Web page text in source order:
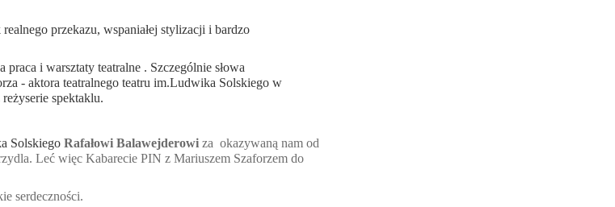
przekazu, wspaniałej stylizacji i bardzo
i warsztaty teatralne . Szczególnie słowa
- aktora teatralnego teatru im.Ludwika Solskiego w
spektaklu.
Solskiego Rafałowi Balawejderowi za okazywaną nam od
Leć więc Kabarecie PIN z Mariuszem Szaforzem do
serdeczności.